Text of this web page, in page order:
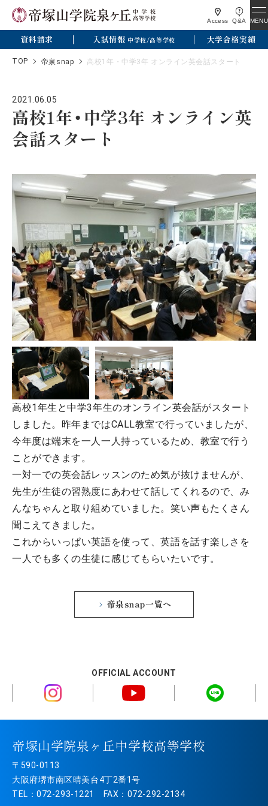
Access Q&A MENU
資料請求 入試情報 中学校/高等学校 大学合格実績
TOP 帝泉snap 高校1年・中学3年 オンライン英会話スタート
2021.06.05
高校1年・中学3年 オンライン英
会話スタート
高校1年生と中学3年生のオンライン英会話がスタート
しました。昨年まではCALL教室で行っていましたが、
今年度は端末を一人一人持っているため、教室で行う
ことができます。
一対一での英会話レッスンのため気が抜けませんが、
先生が生徒の習熟度にあわせて話してくれるので、み
んなちゃんと取り組めていました。笑い声もたくさん
聞こえてきました。
これからいっぱい英語を使って、英語を話す楽しさを
一人でも多くの生徒に感じてもらいたいです。
帝泉snap一覧へ
OFFICIAL ACCOUNT
帝塚山学院泉ヶ丘中学校高等学校
〒590-0113
大阪府堺市南区晴美台4丁2番1号
TEL：072-293-1221 FAX：072-292-2134